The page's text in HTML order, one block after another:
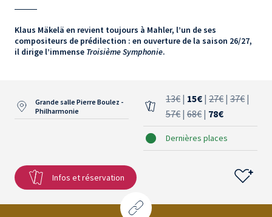
Klaus Mäkelä en revient toujours à Mahler, l’un de ses
compositeurs de prédilection : en ouverture de la saison 26/27,
il dirige l’immense Troisième Symphonie.
Grande salle Pierre Boulez -
Philharmonie
13€ | 15€ | 27€ | 37€ |
57€ | 68€ | 78€
Dernières places
Infos et réservation